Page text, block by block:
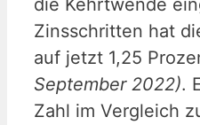
Zinsschritten hat
auf jetzt 1,25
September 2022).
Zahl im Vergleich